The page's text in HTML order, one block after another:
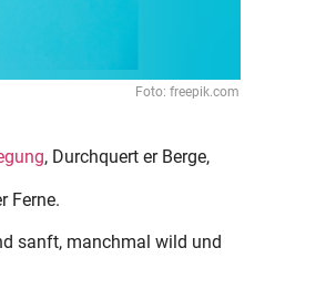
Foto: freepik.com
, Durchquert er Berge,
Ferne.
sanft, manchmal wild und